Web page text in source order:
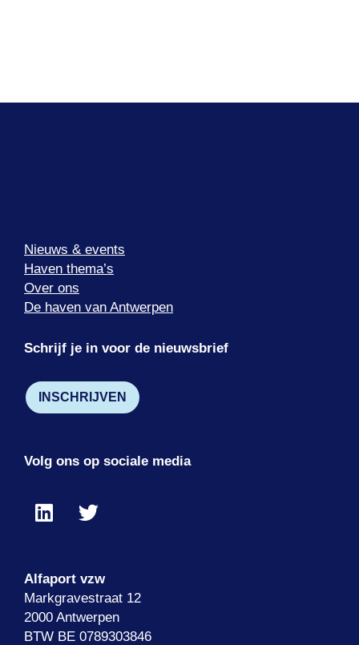
Nieuws & events
Haven thema’s
Over ons
De haven van Antwerpen
Schrijf je in voor de nieuwsbrief
INSCHRIJVEN
Volg ons op sociale media
Alfaport vzw
Markgravestraat 12
2000 Antwerpen
BTW BE 0789303846